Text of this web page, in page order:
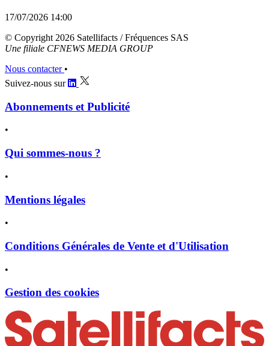
17/07/2026 14:00
© Copyright 2026 Satellifacts / Fréquences SAS
Une filiale CFNEWS MEDIA GROUP
Nous contacter •
Suivez-nous sur
Abonnements et Publicité
•
Qui sommes-nous ?
•
Mentions légales
•
Conditions Générales de Vente et d'Utilisation
•
Gestion des cookies